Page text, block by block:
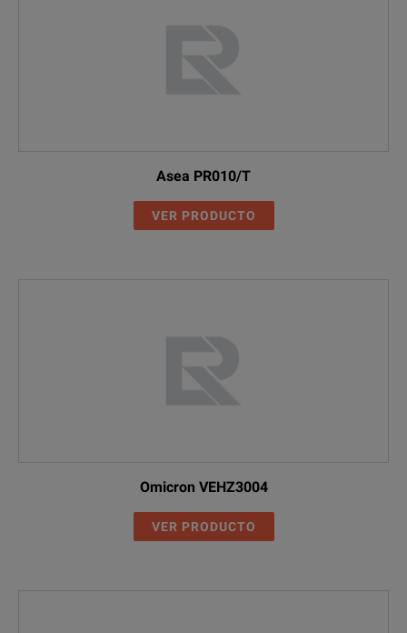
Asea PR010/T
VER PRODUCTO
Omicron VEHZ3004
VER PRODUCTO